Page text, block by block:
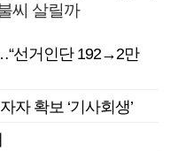
씨 살릴까
선거인단 192→2만
자 확보 ‘기사회생’